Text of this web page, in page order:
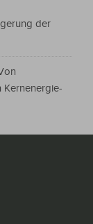
der
Kernenergie-